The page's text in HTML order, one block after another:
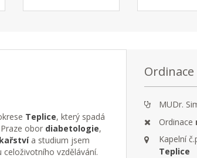
Teplice, který spadá
obor diabetologie,
a studium jsem
vzdělávání.
Ordinace
MUDr.
Ordinace
Kapelní
Teplice